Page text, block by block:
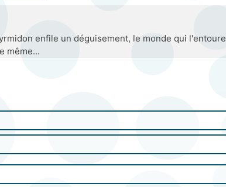
enfile un déguisement, le monde qui l'entoure
même...